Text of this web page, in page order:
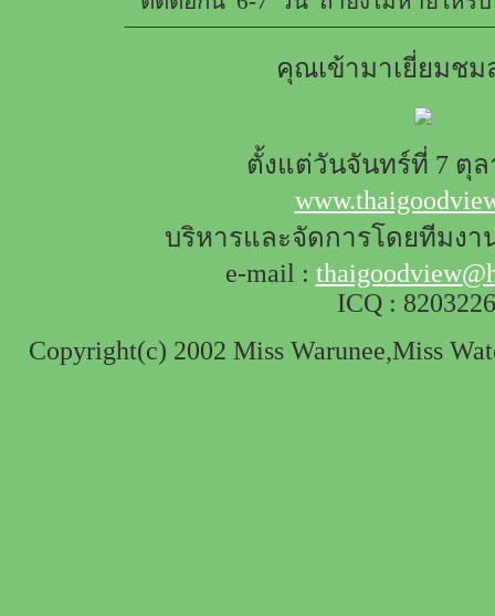
คุณเข้ามาเยี่ยมช
ตั้งแต่วันจันทร์ที่ 7 ตุล
บริหารและจัดการโดยทีมง
e-mail :
ICQ :
Copyright(c) 2002 Miss Warunee,Miss